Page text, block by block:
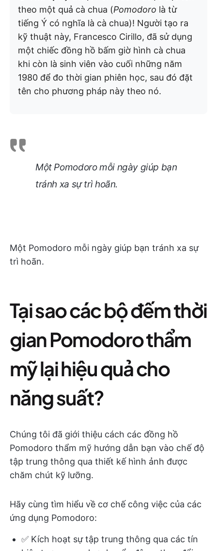
theo một quả cà chua (Pomodoro là từ
tiếng Ý có nghĩa là cà chua)! Người tạo ra
kỹ thuật này, Francesco Cirillo, đã sử dụng
một chiếc đồng hồ bấm giờ hình cà chua
khi còn là sinh viên vào cuối những năm
1980 để đo thời gian phiên học, sau đó đặt
tên cho phương pháp này theo nó.
Một Pomodoro mỗi ngày giúp bạn
tránh xa sự trì hoãn.
Một Pomodoro mỗi ngày giúp bạn tránh xa sự
trì hoãn.
Tại sao các bộ đếm thời
gian Pomodoro thẩm
mỹ lại hiệu quả cho
năng suất?
Chúng tôi đã giới thiệu cách các đồng hồ
Pomodoro thẩm mỹ hướng dẫn bạn vào chế độ
tập trung thông qua thiết kế hình ảnh được
chăm chút kỹ lưỡng.
Hãy cùng tìm hiểu về cơ chế công việc của các
ứng dụng Pomodoro:
✅ Kích hoạt sự tập trung thông qua các tín